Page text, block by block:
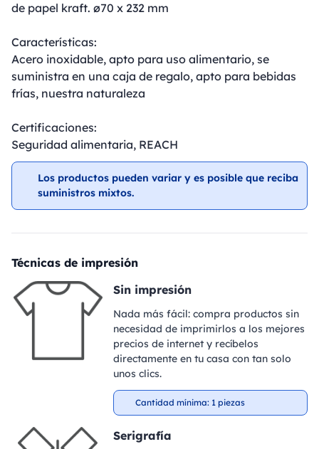
de papel kraft. ø70 x 232 mm
Características:
Acero inoxidable, apto para uso alimentario, se
suministra en una caja de regalo, apto para bebidas
frías, nuestra naturaleza
Certificaciones:
Seguridad alimentaria, REACH
Los productos pueden variar y es posible que reciba
suministros mixtos.
Técnicas de impresión
Sin impresión
Nada más fácil: compra productos sin
necesidad de imprimirlos a los mejores
precios de internet y recíbelos
directamente en tu casa con tan solo
unos clics.
Cantidad mínima: 1 piezas
Serigrafía